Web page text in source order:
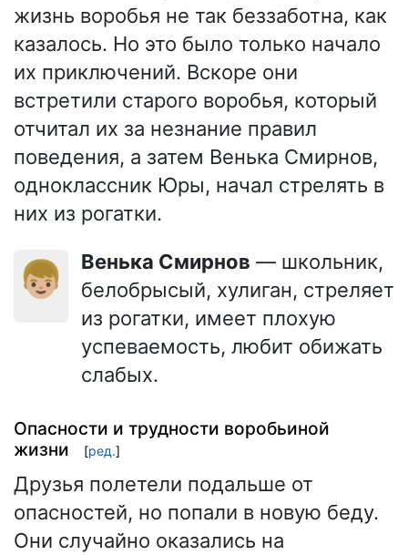
жизнь воробья не так беззаботна, как
казалось. Но это было только начало
их приключений. Вскоре они
встретили старого воробья, который
отчитал их за незнание правил
поведения, а затем Венька Смирнов,
одноклассник Юры, начал стрелять в
них из рогатки.
👦🏼 Венька Смирнов — школьник,
белобрысый, хулиган, стреляет
из рогатки, имеет плохую
успеваемость, любит обижать
слабых.
Опасности и трудности воробьиной
жизни
[ред.]
Друзья полетели подальше от
опасностей, но попали в новую беду.
Они случайно оказались на